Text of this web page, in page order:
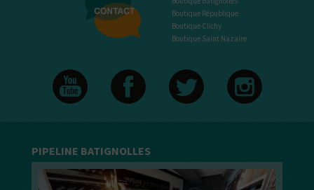
Boutique République
Boutique Clichy
Boutique Saint Nazaire
PIPELINE BATIGNOLLES